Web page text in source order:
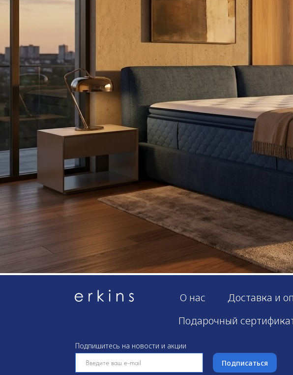
Подарочный
О нас
Подпишитесь на новости и акции
Подписаться
Доставка и